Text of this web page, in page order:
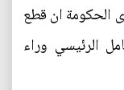
الحكومة ان قطع
الرئيسي وراء